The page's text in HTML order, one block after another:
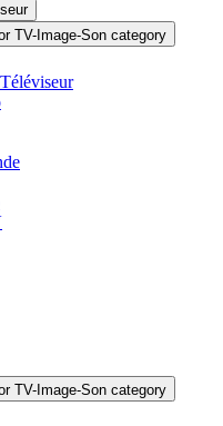
TV-Image-Son category
TV-Image-Son category